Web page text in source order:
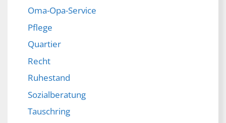
Oma-Opa-Service
Pflege
Quartier
Recht
Ruhestand
Sozialberatung
Tauschring